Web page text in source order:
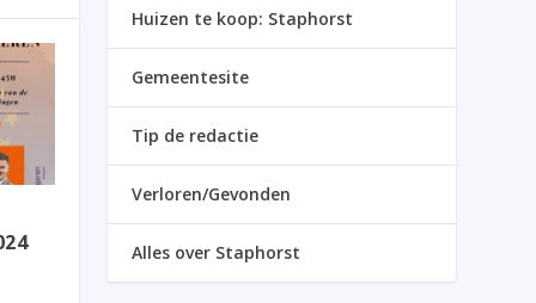
Huizen te koop: Staphorst
Gemeentesite
Tip de redactie
Verloren/Gevonden
Alles over Staphorst